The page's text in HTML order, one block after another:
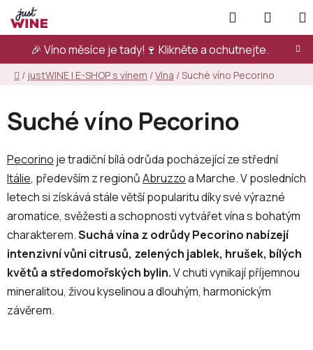
Přejít
na
obsah
🎉 Víno měsíce je tady!🍷 Klikněte a ochutnejte.
Hledat
KOŠÍK
Domů
/ justWINE | E-SHOP s vínem /Vína /Suché víno Pecorino
Suché víno Pecorino
Pecorino je tradiční bílá odrůda pocházející ze střední
Itálie, především z regionůAbruzzoa Marche. V posledních
letech si získává stále větší popularitu díky své výrazné
aromatice, svěžesti a schopnosti vytvářet vína s bohatým
charakterem.Suchá vína z odrůdy Pecorino nabízejí
intenzivní vůni citrusů, zelených jablek, hrušek, bílých
květů a středomořských bylin.V chuti vynikají příjemnou
mineralitou, živou kyselinou a dlouhým, harmonickým
závěrem.